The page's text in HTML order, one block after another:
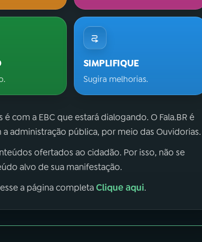
SIMPLIFIQUE
Sugira melhorias.
com a EBC que estará dialogando. O Fala.BR é
administração pública, por meio das Ouvidorias.
ofertados ao cidadão. Por isso, não se
alvo de sua manifestação.
a página completaClique aqui.